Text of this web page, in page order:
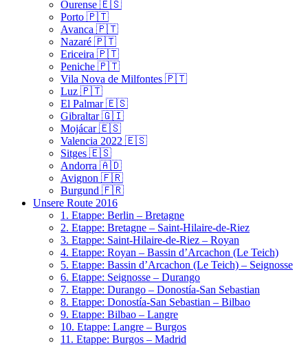
Ourense 🇪🇸
Porto 🇵🇹
Avanca 🇵🇹
Nazaré 🇵🇹
Ericeira 🇵🇹
Peniche 🇵🇹
Vila Nova de Milfontes 🇵🇹
Luz 🇵🇹
El Palmar 🇪🇸
Gibraltar 🇬🇮
Mojácar 🇪🇸
Valencia 2022 🇪🇸
Sitges 🇪🇸
Andorra 🇦🇩
Avignon 🇫🇷
Burgund 🇫🇷
Unsere Route 2016
1. Etappe: Berlin – Bretagne
2. Etappe: Bretagne – Saint-Hilaire-de-Riez
3. Etappe: Saint-Hilaire-de-Riez – Royan
4. Etappe: Royan – Bassin d’Arcachon (Le Teich)
5. Etappe: Bassin d’Arcachon (Le Teich) – Seignosse
6. Etappe: Seignosse – Durango
7. Etappe: Durango – Donostía-San Sebastian
8. Etappe: Donostía-San Sebastian – Bilbao
9. Etappe: Bilbao – Langre
10. Etappe: Langre – Burgos
11. Etappe: Burgos – Madrid